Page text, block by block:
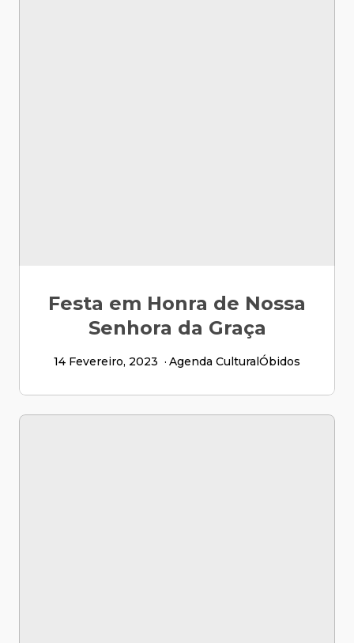
Festa em Honra de Nossa
Senhora da Graça
14 Fevereiro, 2023 Agenda CulturalÓbidos